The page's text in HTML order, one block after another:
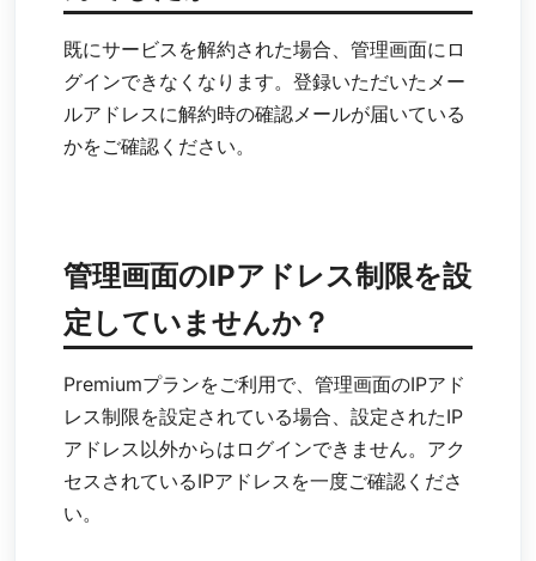
既にサービスを解約された場合、管理画面にロ
グインできなくなります。登録いただいたメー
ルアドレスに解約時の確認メールが届いている
かをご確認ください。
管理画面のIPアドレス制限を設
定していませんか？
Premiumプランをご利用で、管理画面のIPアド
レス制限を設定されている場合、設定されたIP
アドレス以外からはログインできません。アク
セスされているIPアドレスを一度ご確認くださ
い。